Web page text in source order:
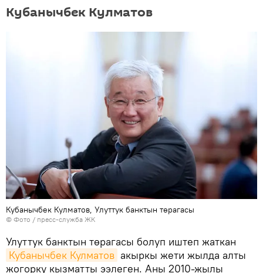
Кубанычбек Кулматов
Кубанычбек Кулматов, Улуттук банктын төрагасы
© Фото / пресс-служба ЖК
Улуттук банктын төрагасы болуп иштеп жаткан
Кубанычбек Кулматов акыркы жети жылда алты
жогорку кызматты ээлеген. Аны 2010-жылы